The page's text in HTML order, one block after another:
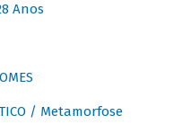
Anos
/ Metamorfose